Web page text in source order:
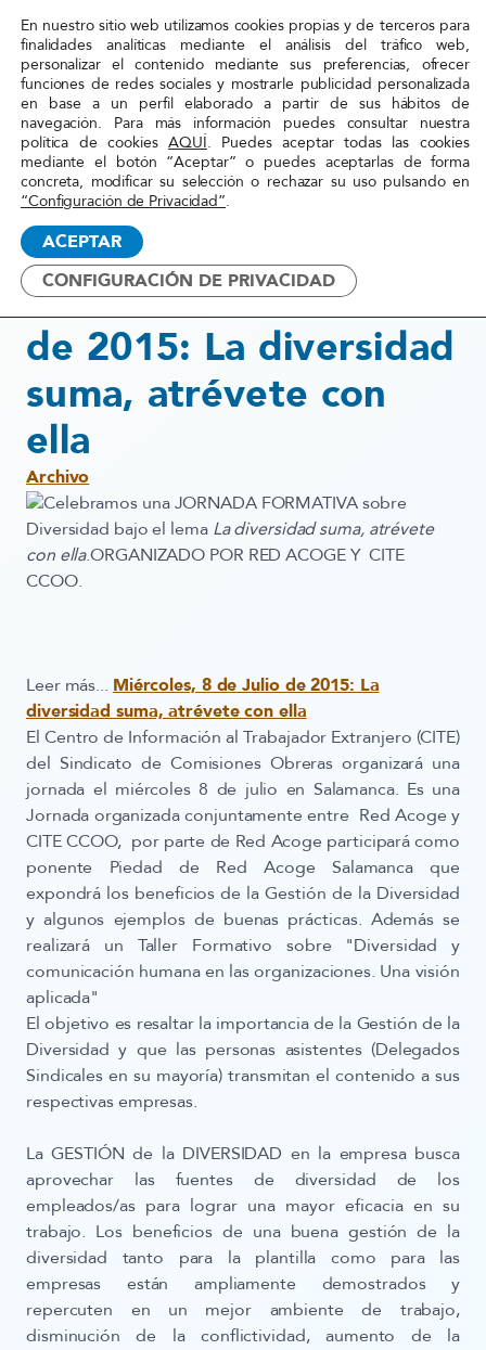
Red
Acoge
Inicio»Actualidad» Miércoles, 8 de Julio de 2015:
La diversidad suma, atrévete
con ella
7 julio, 2015
Miércoles, 8 de Julio
de 2015: La diversidad
suma, atrévete con
ella
Archivo
Celebramos una JORNADA FORMATIVA sobre
Diversidad bajo el lema La diversidad suma, atrévete
con ella.ORGANIZADO POR RED ACOGE Y CITE
CCOO.
Leer más... Miércoles, 8 de Julio de 2015: La
diversidad suma, atrévete con ella
El Centro de Información al Trabajador Extranjero (CITE)
del Sindicato de Comisiones Obreras organizará una
jornada el miércoles 8 de julio en Salamanca. Es una
Jornada organizada conjuntamente entre Red Acoge y
CITE CCOO, por parte de Red Acoge participará como
ponente Piedad de Red Acoge Salamanca que
expondrá los beneficios de la Gestión de la Diversidad
y algunos ejemplos de buenas prácticas. Además se
realizará un Taller Formativo sobre "Diversidad y
comunicación humana en las organizaciones. Una visión
aplicada"
El objetivo es resaltar la importancia de la Gestión de la
Diversidad y que las personas asistentes (Delegados
Sindicales en su mayoría) transmitan el contenido a sus
respectivas empresas.
La GESTIÓN de la DIVERSIDAD en la empresa busca
aprovechar las fuentes de diversidad de los
empleados/as para lograr una mayor eficacia en su
trabajo. Los beneficios de una buena gestión de la
diversidad tanto para la plantilla como para las
empresas están ampliamente demostrados y
repercuten en un mejor ambiente de trabajo,
disminución de la conflictividad, aumento de la
En nuestro sitio web utilizamos cookies propias y de terceros para
finalidades analíticas mediante el análisis del tráfico web,
personalizar el contenido mediante sus preferencias, ofrecer
funciones de redes sociales y mostrarle publicidad personalizada
en base a un perfil elaborado a partir de sus hábitos de
navegación. Para más información puedes consultar nuestra
política de cookiesAQUÍ. Puedes aceptar todas las cookies
mediante el botón “Aceptar” o puedes aceptarlas de forma
concreta, modificar su selección o rechazar su uso pulsando en
“Configuración de Privacidad”.
ACEPTAR
CONFIGURACIÓN DE PRIVACIDAD